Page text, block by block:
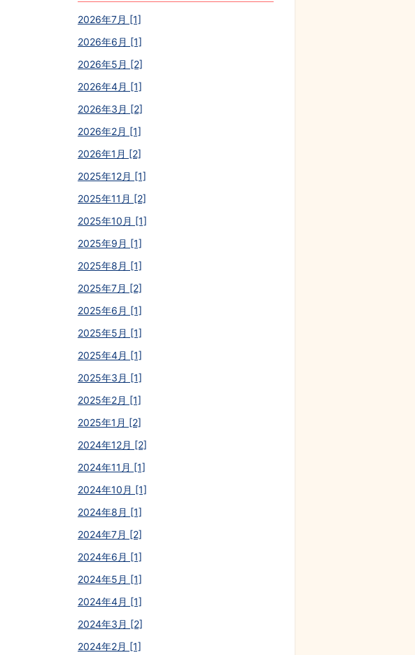
2026年7月 [1]
2026年6月 [1]
2026年5月 [2]
2026年4月 [1]
2026年3月 [2]
2026年2月 [1]
2026年1月 [2]
2025年12月 [1]
2025年11月 [2]
2025年10月 [1]
2025年9月 [1]
2025年8月 [1]
2025年7月 [2]
2025年6月 [1]
2025年5月 [1]
2025年4月 [1]
2025年3月 [1]
2025年2月 [1]
2025年1月 [2]
2024年12月 [2]
2024年11月 [1]
2024年10月 [1]
2024年8月 [1]
2024年7月 [2]
2024年6月 [1]
2024年5月 [1]
2024年4月 [1]
2024年3月 [2]
2024年2月 [1]